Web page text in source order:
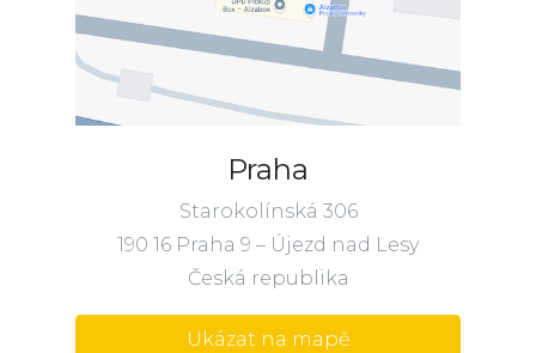
Praha
Starokolínská 306
190 16 Praha 9 – Újezd nad Lesy
Česká republika
Ukázat na mapě